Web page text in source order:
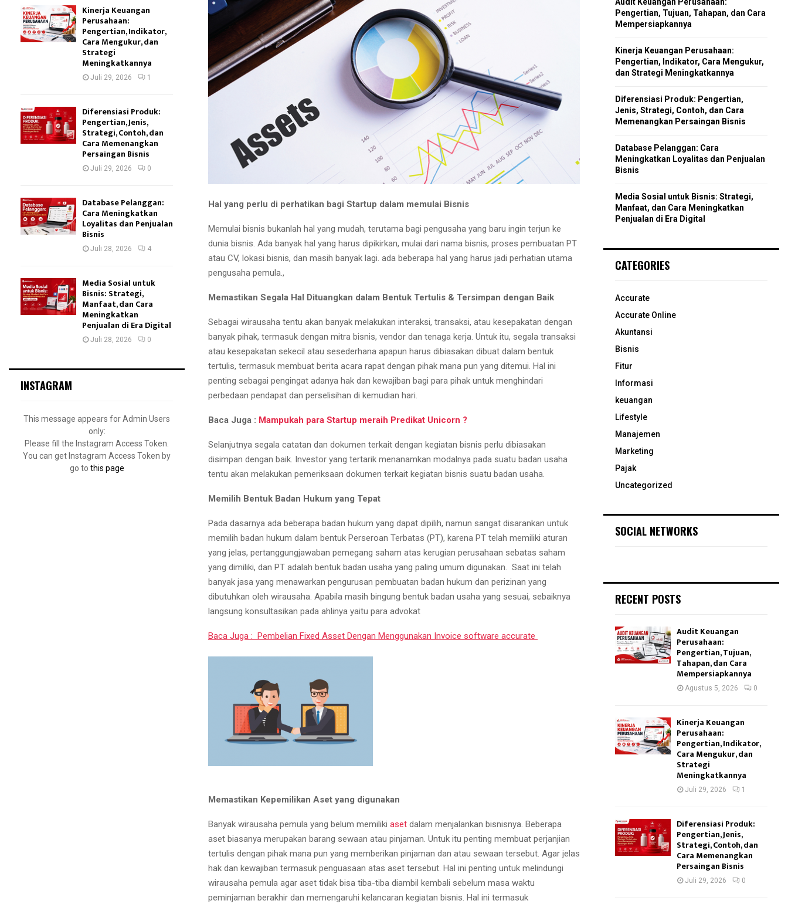
Hal yang perlu di perhatikan bagi Startup dalam memulai Bisnis
Memulai bisnis bukanlah hal yang mudah, terutama bagi pengusaha yang baru ingin terjun ke
dunia bisnis. Ada banyak hal yang harus dipikirkan, mulai dari nama bisnis, proses pembuatan PT
atau CV, lokasi bisnis, dan masih banyak lagi. ada beberapa hal yang harus jadi perhatian utama
pengusaha pemula.,
Memastikan Segala Hal Dituangkan dalam Bentuk Tertulis & Tersimpan dengan Baik
Sebagai wirausaha tentu akan banyak melakukan interaksi, transaksi, atau kesepakatan dengan
banyak pihak, termasuk dengan mitra bisnis, vendor dan tenaga kerja. Untuk itu, segala transaksi
atau kesepakatan sekecil atau sesederhana apapun harus dibiasakan dibuat dalam bentuk
tertulis, termasuk membuat berita acara rapat dengan pihak mana pun yang ditemui. Hal ini
penting sebagai pengingat adanya hak dan kewajiban bagi para pihak untuk menghindari
perbedaan pendapat dan perselisihan di kemudian hari.
Baca Juga : Mampukah para Startup meraih Predikat Unicorn ?
Selanjutnya segala catatan dan dokumen terkait dengan kegiatan bisnis perlu dibiasakan
disimpan dengan baik. Investor yang tertarik menanamkan modalnya pada suatu badan usaha
tentu akan melakukan pemeriksaan dokumen terkait kegiatan bisnis suatu badan usaha.
Memilih Bentuk Badan Hukum yang Tepat
Pada dasarnya ada beberapa badan hukum yang dapat dipilih, namun sangat disarankan untuk
memilih badan hukum dalam bentuk Perseroan Terbatas (PT), karena PT telah memiliki aturan
yang jelas, pertanggungjawaban pemegang saham atas kerugian perusahaan sebatas saham
yang dimiliki, dan PT adalah bentuk badan usaha yang paling umum digunakan. Saat ini telah
banyak jasa yang menawarkan pengurusan pembuatan badan hukum dan perizinan yang
dibutuhkan oleh wirausaha. Apabila masih bingung bentuk badan usaha yang sesuai, sebaiknya
langsung konsultasikan pada ahlinya yaitu para advokat
Baca Juga : Pembelian Fixed Asset Dengan Menggunakan Invoice software accurate
Memastikan Kepemilikan Aset yang digunakan
Banyak wirausaha pemula yang belum memiliki aset dalam menjalankan bisnisnya. Beberapa
aset biasanya merupakan barang sewaan atau pinjaman. Untuk itu penting membuat perjanjian
tertulis dengan pihak mana pun yang memberikan pinjaman dan atau sewaan tersebut. Agar jelas
hak dan kewajiban termasuk penguasaan atas aset tersebut. Hal ini penting untuk melindungi
wirausaha pemula agar aset tidak bisa tiba-tiba diambil kembali sebelum masa waktu
peminjaman berakhir dan memengaruhi kelancaran kegiatan bisnis. Hal ini termasuk
Kinerja Keuangan
Perusahaan:
Pengertian, Indikator,
Cara Mengukur, dan
Strategi
Meningkatkannya
Juli 29, 2026 1
Diferensiasi Produk:
Pengertian, Jenis,
Strategi, Contoh, dan
Cara Memenangkan
Persaingan Bisnis
Juli 29, 2026 0
Database Pelanggan:
Cara Meningkatkan
Loyalitas dan Penjualan
Bisnis
Juli 28, 2026 4
Media Sosial untuk
Bisnis: Strategi,
Manfaat, dan Cara
Meningkatkan
Penjualan di Era Digital
Juli 28, 2026 0
INSTAGRAM
This message appears for Admin Users
only:
Please fill the Instagram Access Token.
You can get Instagram Access Token by
go to this page
r
:
R
Pengertian, Tujuan, Tahapan, dan Cara
Mempersiapkannya
Kinerja Keuangan Perusahaan:
Pengertian, Indikator, Cara Mengukur,
dan Strategi Meningkatkannya
Diferensiasi Produk: Pengertian,
Jenis, Strategi, Contoh, dan Cara
Memenangkan Persaingan Bisnis
Database Pelanggan: Cara
Meningkatkan Loyalitas dan Penjualan
Bisnis
Media Sosial untuk Bisnis: Strategi,
Manfaat, dan Cara Meningkatkan
Penjualan di Era Digital
CATEGORIES
Accurate
Accurate Online
Akuntansi
Bisnis
Fitur
Informasi
keuangan
Lifestyle
Manajemen
Marketing
Pajak
Uncategorized
SOCIAL NETWORKS
RECENT POSTS
Audit Keuangan
Perusahaan:
Pengertian, Tujuan,
Tahapan, dan Cara
Mempersiapkannya
Agustus 5, 2026 0
Kinerja Keuangan
Perusahaan:
Pengertian, Indikator,
Cara Mengukur, dan
Strategi
Meningkatkannya
Juli 29, 2026 1
Diferensiasi Produk:
Pengertian, Jenis,
Strategi, Contoh, dan
Cara Memenangkan
Persaingan Bisnis
Juli 29, 2026 0